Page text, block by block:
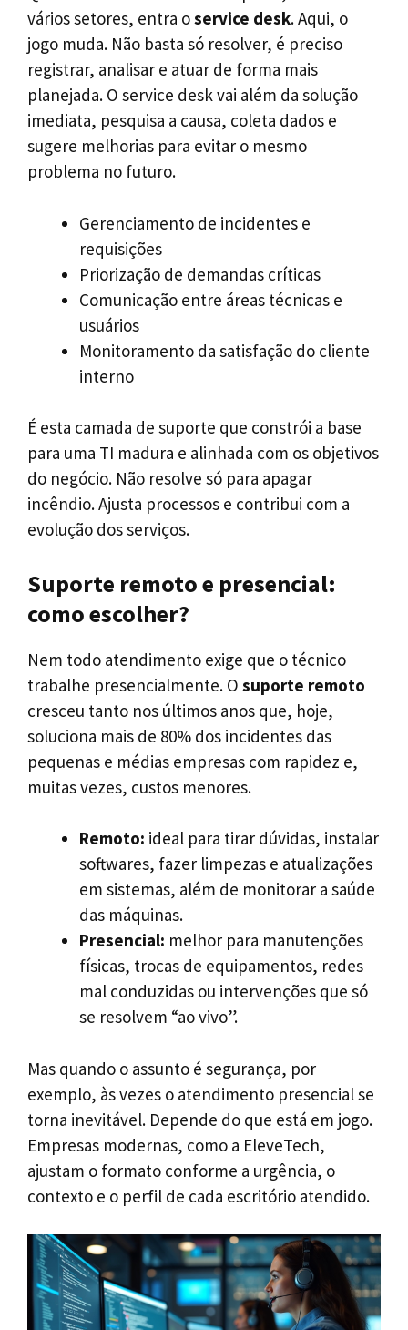
vários setores, entra oservice desk. Aqui, o
jogo muda. Não basta só resolver, é preciso
registrar, analisar e atuar de forma mais
planejada. O service desk vai além da solução
imediata, pesquisa a causa, coleta dados e
sugere melhorias para evitar o mesmo
problema no futuro.
Gerenciamento de incidentes e
requisições
Priorização de demandas críticas
Comunicação entre áreas técnicas e
usuários
Monitoramento da satisfação do cliente
interno
É esta camada de suporte que constrói a base
para uma TI madura e alinhada com os objetivos
do negócio. Não resolve só para apagar
incêndio. Ajusta processos e contribui com a
evolução dos serviços.
Suporte remoto e presencial:
como escolher?
Nem todo atendimento exige que o técnico
trabalhe presencialmente. O suporte remoto
cresceu tanto nos últimos anos que, hoje,
soluciona mais de 80% dos incidentes das
pequenas e médias empresas com rapidez e,
muitas vezes, custos menores.
Remoto: ideal para tirar dúvidas, instalar
softwares, fazer limpezas e atualizações
em sistemas, além de monitorar a saúde
das máquinas.
Presencial: melhor para manutenções
físicas, trocas de equipamentos, redes
mal conduzidas ou intervenções que só
se resolvem “ao vivo”.
Mas quando o assunto é segurança, por
exemplo, às vezes o atendimento presencial se
torna inevitável. Depende do que está em jogo.
Empresas modernas, como a EleveTech,
ajustam o formato conforme a urgência, o
contexto e o perfil de cada escritório atendido.